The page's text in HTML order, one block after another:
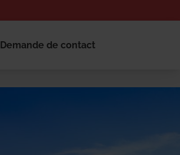
Demande de contact